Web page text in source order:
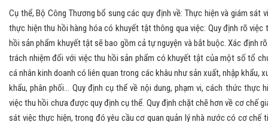
Cụ thể, Bộ Công Thương bổ sung các quy định về: Thực hiện và giám sát
thực hiện thu hồi hàng hóa có khuyết tật thông qua việc: Quy định rõ việc
hồi sản phẩm khuyết tật sẽ bao gồm cả tự nguyện và bắt buộc. Xác định
trách nhiệm đối với việc thu hồi sản phẩm có khuyết tật của một số tổ
cá nhân kinh doanh có liên quan trong các khâu như sản xuất, nhập khẩu,
khẩu, phân phối… Quy định cụ thể về nội dung, phạm vi, cách thức thực
việc thu hồi chưa được quy định cụ thể. Quy định chặt chẽ hơn về cơ chế
sát việc thực hiện, trong đó yêu cầu cơ quan quản lý nhà nước có cơ chế